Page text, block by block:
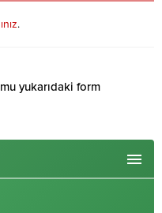
.
yukarıdaki form